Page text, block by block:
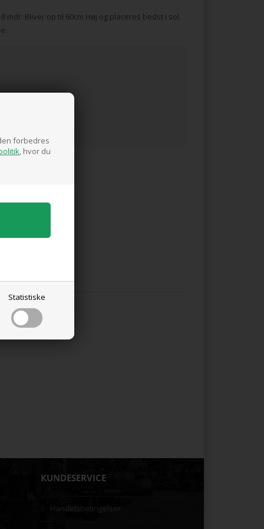
forbedres
, hvor du
Statistiske
Bliver op til 60cm Høj og placeres bedst i sol.
KUNDESERVICE
Handelsbetingelser